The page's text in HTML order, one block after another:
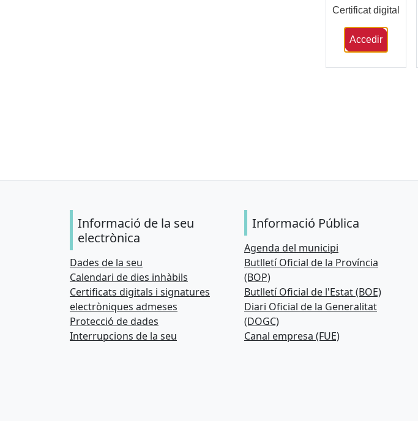
Informació de la seu
electrònica
Dades de la seu
Calendari de dies inhàbils
Certificats digitals i signatures
electròniques admeses
Protecció de dades
Interrupcions de la seu
Informació Pública
Agenda del municipi
Butlletí Oficial de la Província
(BOP)
Butlletí Oficial de l'Estat (BOE)
Diari Oficial de la Generalitat
(DOGC)
Canal empresa (FUE)